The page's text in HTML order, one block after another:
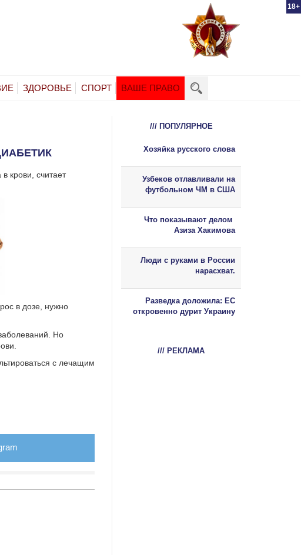
18+
ЗДОРОВЬЕ СПОРТ ВАШЕ ПРАВО
крови, считает
в дозе, нужно
Но
с лечащим
/// ПОПУЛЯРНОЕ
Хозяйка русского слова
Узбеков отлавливали на
футбольном ЧМ в США
Что показывают делом
Азиза Хакимова
Люди с руками в России
нарасхват.
Разведка доложила: ЕС
откровенно дурит Украину
/// РЕКЛАМА